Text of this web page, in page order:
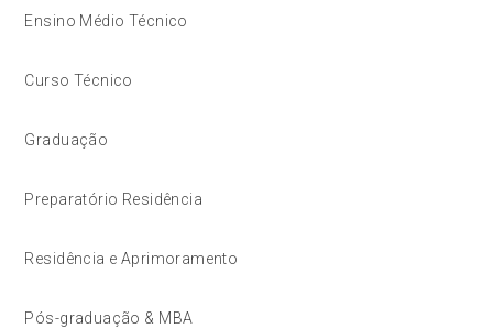
Ensino Médio Técnico
Curso Técnico
Graduação
Preparatório Residência
Residência e Aprimoramento
Pós-graduação & MBA